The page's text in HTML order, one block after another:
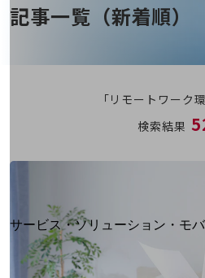
Smart Mobility
Smart Worksite
地域経済のさらなる活性化に取り組みます
自治体・地域社会との共創
LGPF(Local Government Platform)
サービス・ソリューション・モ
サービス・ソリューションTOP
DXに関する課題を解決する
記事一覧（新着順）
「リモートワーク
検索結果